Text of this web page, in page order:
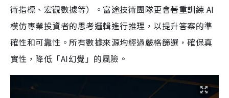
術指標、宏觀數據等）。富途技術團隊更會著重訓練 AI
模仿專業投資者的思考邏輯進行推理，以提升答案的準
確性和可靠性。所有數據來源均經過嚴格篩選，確保真
實性，降低「AI幻覺」的風險。